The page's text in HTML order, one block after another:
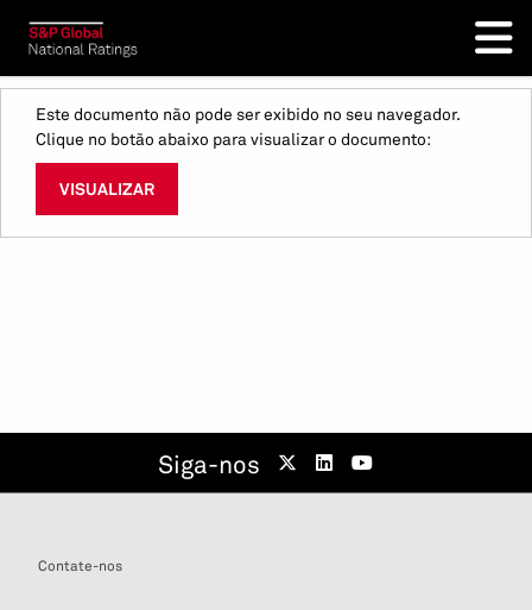
Este documento não pode ser exibido no seu navegador.
Clique no botão abaixo para visualizar o documento:
VISUALIZAR
Siga-nos
Contate-nos